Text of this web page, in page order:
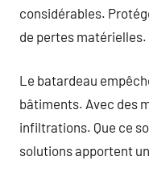
considérables.
de pertes matérielles.
Le batardeau
bâtiments. Avec des
infiltrations. Que ce
solutions apportent